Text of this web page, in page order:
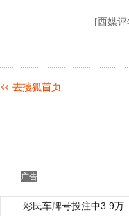
广告
彩民车牌号投注中3.9万